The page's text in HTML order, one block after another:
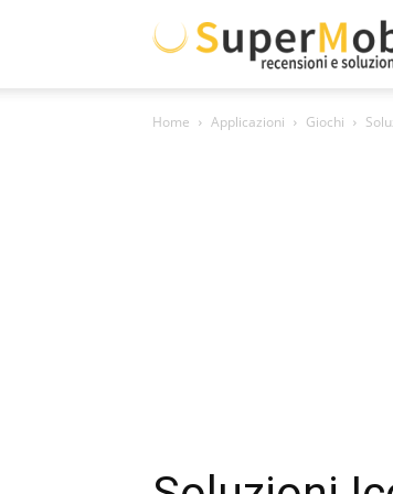
Home Applicazioni Giochi